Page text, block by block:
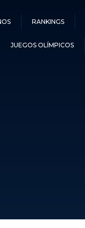
RANKINGS
JUEGOS OLÍMPICOS